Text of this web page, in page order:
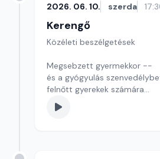
2026. 06. 10. szerda
Kerengő
Közéleti beszélgetések
Megsebzett gyermekkor --
és a gyógyulás
felnőtt gyerekek számára
Szerkesztő: Pozsgai Nóra